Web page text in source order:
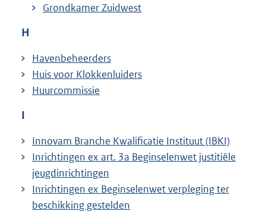
Grondkamer Zuidwest
H
Havenbeheerders
Huis voor Klokkenluiders
Huurcommissie
I
Innovam Branche Kwalificatie Instituut (IBKI)
Inrichtingen ex art. 3a Beginselenwet justitiële
jeugdinrichtingen
Inrichtingen ex Beginselenwet verpleging ter
beschikking gestelden